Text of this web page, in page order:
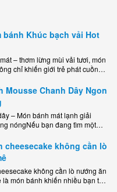
Khúc bạch vải Hot
– thơm lừng mùi vải tươi, món
chỉ khiến giới trẻ phát cuồng
Mousse Chanh Dây Ngon
– Món bánh mát lạnh giải
nóngNếu bạn đang tìm một
cheesecake không cần lò
không cần lò nướng ăn
là món bánh khiến nhiều bạn trẻ